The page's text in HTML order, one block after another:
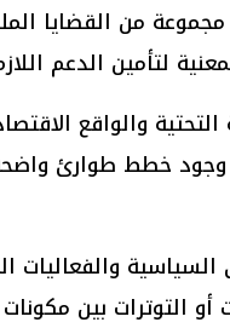
من القضايا
لتأمين الدعم
والواقع
خطط طوارئ
والفعاليات
التوترات بين